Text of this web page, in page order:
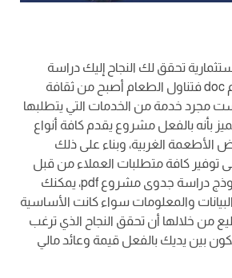
تحقق لك النجاح إليك دراسة
جدوى مشروع مطعم doc فتناول الطعام أصبح من ثقافة
مجرد خدمة من الخدمات التي يتطلبها
بأنه بالفعل مشروع يقدم كافة أنواع
الأطعمة الغربية، وبناء على ذلك
توفير كافة متطلبات العملاء من قبل
هذا المشروع، عبر نموذج دراسة جدوى مشروع pdf، يمكنك
والمعلومات سواء كانت الأساسية
من خلالها أن تحقق النجاح الذي ترغب
بين يديك بالفعل قيمة وعائد مالي